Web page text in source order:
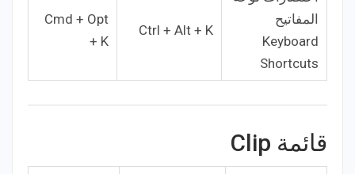
المفاتيح
Keyboard
Shortcuts
Ctrl + Alt + K
Cmd + Opt
+ K
قائمة Clip